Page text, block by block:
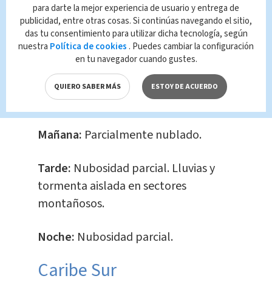
y tormenta dispersa.
Noche:Nublado con lluvias y
tormenta aisladas.
Caribe Norte
Mañana: Parcialmente nublado.
Tarde: Nubosidad parcial. Lluvias y
tormenta aislada en sectores
montañosos.
Noche: Nubosidad parcial.
Caribe Sur
para darte la mejor experiencia de usuario y entrega de
publicidad, entre otras cosas. Si continúas navegando el sitio,
das tu consentimiento para utilizar dicha tecnología, según
nuestra Política de cookies . Puedes cambiar la configuración
en tu navegador cuando gustes.
QUIERO SABER MÁS ESTOY DE ACUERDO